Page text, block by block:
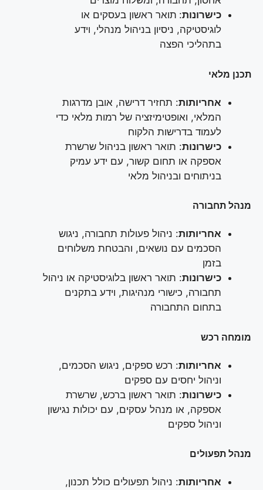
כישרונות: תואר ראשון בעסקים או
לוגיסטיקה, ניסיון בניהול מנהלי, וידע
בתהליכי הפצה
תכנן מלאי
אחריותות: תחזיר דרישה, אובן מדרגות
המלאי, ואופטימיזציה של רמות מלאי כדי
לעמוד בדרישות הלקוח
כישרונות: תואר ראשון בניהול שרשרת
אספקה או תחום קשור, עם ידע עמיק
בניתוחים ובניהול מלאי
מנהל תחבורה
אחריותות: ניהול פעולות תחבורה, ניגוש
הסכמים עם נושאים, והבטחת משלוחים
בזמן
כישרונות: תואר ראשון בלוגיסטיקה או ניהול
תחבורה, כישורי מנהיגות, וידע בתקנים
בתחום התחבורה
מומחה רכש
אחריותות: רכש ספקים, ניגוש הסכמים,
וניהול יחסים עם ספקים
כישרונות: תואר ראשון ברכש, שרשרת
אספקה, או מנהל עסקים, עם יכולות נגישון
וניהול ספקים
מנהל תפעולים
אחריותות: ניהול תפעולים כולל תכנון,